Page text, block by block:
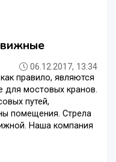
06.12.2017, 13:34
правило, являются
для мостовых кранов.
путей,
помещения. Стрела
Наша компания